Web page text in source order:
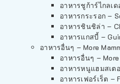
อาหารชูก้าร์ไกลเ
อาหารกระรอก –
อาหารชินชิล่า –
อาหารแกสบี้ –
อาหารอื่นๆ – More
อาหารอื่นๆ –
อาหารหนูแฮมสเต
อาหารเฟอร์เร็ต –